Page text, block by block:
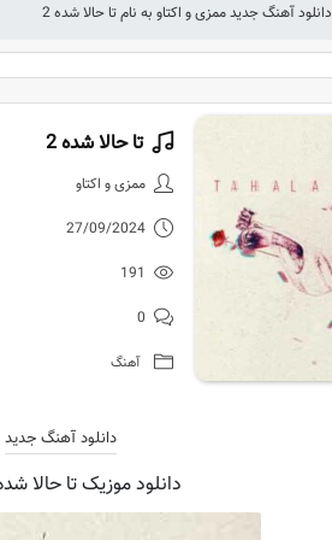
دانلود آهنگ جدید ممزی و اکتاو به نام تا حالا شده 2
دانلود
تا حالا شده 2
ممزی و اکتاو
27/09/2024
191
0
آهنگ
دانلود آهنگ جدید
دانلود موزیک تا حالا شده 2 از ممزی و اکتاو با کیفیت